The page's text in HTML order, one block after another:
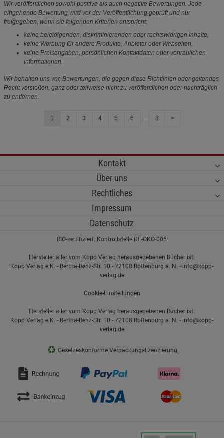
Wir veröffentlichen sowohl positive als auch negative Bewertungen. Jede
eingehende Bewertung wird vor der Veröffentlichung geprüft und nur
freigegeben, wenn sie folgenden Kriterien entspricht:
keine beleidigenden, diskriminierenden oder rechtswidrigen Inhalte,
keine Werbung für andere Produkte, Anbieter oder Webseiten,
keine Preisangaben, persönlichen Kontaktdaten oder vertraulichen
Informationen.
Wir behalten uns vor, Bewertungen, die gegen diese Richtlinien oder geltendes
Recht verstoßen, ganz oder teilweise nicht zu veröffentlichen oder nachträglich
zu entfernen.
1 2 3 4 5 6 .... 8 >
Kontakt
Über uns
Rechtliches
Impressum
Datenschutz
BIO-zertifiziert: Kontrollstelle DE-ÖKO-006
Hersteller aller vom Kopp Verlag herausgegebenen Bücher ist:
Kopp Verlag e.K. - Bertha-Benz-Str. 10 - 72108 Rottenburg a. N. - info@kopp-
verlag.de
Cookie-Einstellungen
Hersteller aller vom Kopp Verlag herausgegebenen Bücher ist:
Kopp Verlag e.K. - Bertha-Benz-Str. 10 - 72108 Rottenburg a. N. - info@kopp-
verlag.de
♻ Gesetzeskonforme Verpackungslizenzierung